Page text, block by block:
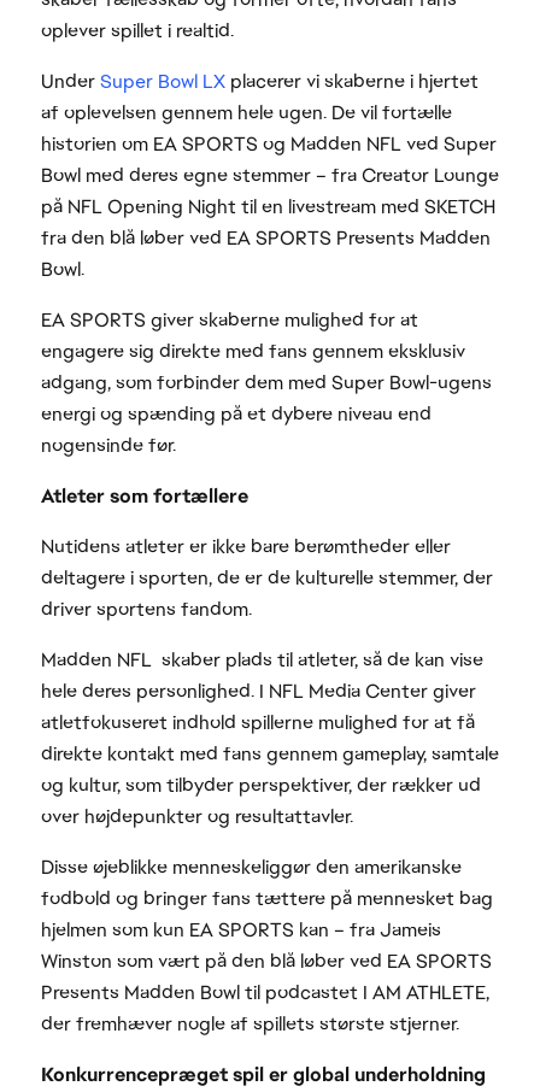
oplever spillet i realtid.
UnderSuper Bowl LXplacerer vi skaberne i hjertet
af oplevelsen gennem hele ugen. De vil fortælle
historien om EA SPORTS og Madden NFL ved Super
Bowl med deres egne stemmer – fra Creator Lounge
på NFL Opening Night til en livestream med SKETCH
fra den blå løber ved EA SPORTS Presents Madden
Bowl.
EA SPORTS giver skaberne mulighed for at
engagere sig direkte med fans gennem eksklusiv
adgang, som forbinder dem med Super Bowl-ugens
energi og spænding på et dybere niveau end
nogensinde før.
Atleter som fortællere
Nutidens atleter er ikke bare berømtheder eller
deltagere i sporten, de er de kulturelle stemmer, der
driver sportens fandom.
Madden NFL skaber plads til atleter, så de kan vise
hele deres personlighed. I NFL Media Center giver
atletfokuseret indhold spillerne mulighed for at få
direkte kontakt med fans gennem gameplay, samtale
og kultur, som tilbyder perspektiver, der rækker ud
over højdepunkter og resultattavler.
Disse øjeblikke menneskeliggør den amerikanske
fodbold og bringer fans tættere på mennesket bag
hjelmen som kun EA SPORTS kan – fra Jameis
Winston som vært på den blå løber ved EA SPORTS
Presents Madden Bowl til podcastet I AM ATHLETE,
der fremhæver nogle af spillets største stjerner.
Konkurrencepræget spil er global underholdning